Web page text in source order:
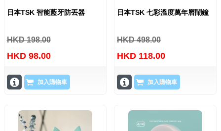
日本TSK 智能藍牙防丟器
HKD 198.00
HKD 98.00
加入購物車
日本TSK 七彩溫度萬年曆鬧鐘
HKD 498.00
HKD 118.00
加入購物車